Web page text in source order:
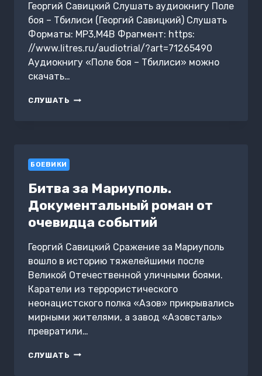
Георгий Савицкий Слушать аудиокнигу Поле
боя – Тбилиси (Георгий Савицкий) Слушать
Форматы: MP3,M4B Фрагмент: https:
//www.litres.ru/audiotrial/?art=71265490
Аудиокнигу «Поле боя – Тбилиси» можно
скачать…
СЛУШАТЬ ПОЛЕ
БОЕВИКИ
Битва за Мариуполь.
Документальный роман от
очевидца событий
Георгий Савицкий Сражение за Мариуполь
вошло в историю тяжелейшими после
Великой Отечественной уличными боями.
Каратели из террористического
неонацистского полка «Азов» прикрывались
мирными жителями, а завод «Азовсталь»
превратили…
СЛУШАТЬ БИТВА